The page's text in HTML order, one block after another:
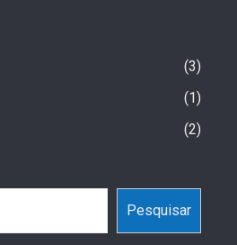
3
1
2
Pesquisar